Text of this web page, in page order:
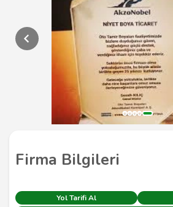
Firma Bilgileri
Yol Tarifi Al